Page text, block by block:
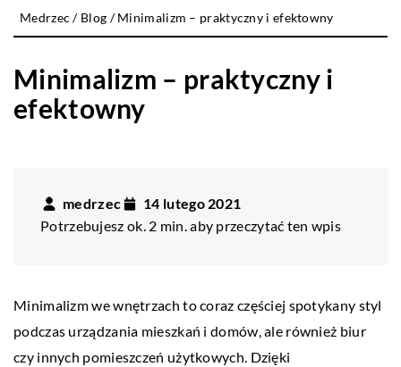
Medrzec / Blog /Minimalizm – praktyczny i efektowny
Minimalizm – praktyczny i
efektowny
medrzec
14 lutego 2021
Potrzebujesz ok. 2 min. aby przeczytać ten wpis
Minimalizm we wnętrzach to coraz częściej spotykany styl
podczas urządzania mieszkań i domów, ale również biur
czy innych pomieszczeń użytkowych. Dzięki